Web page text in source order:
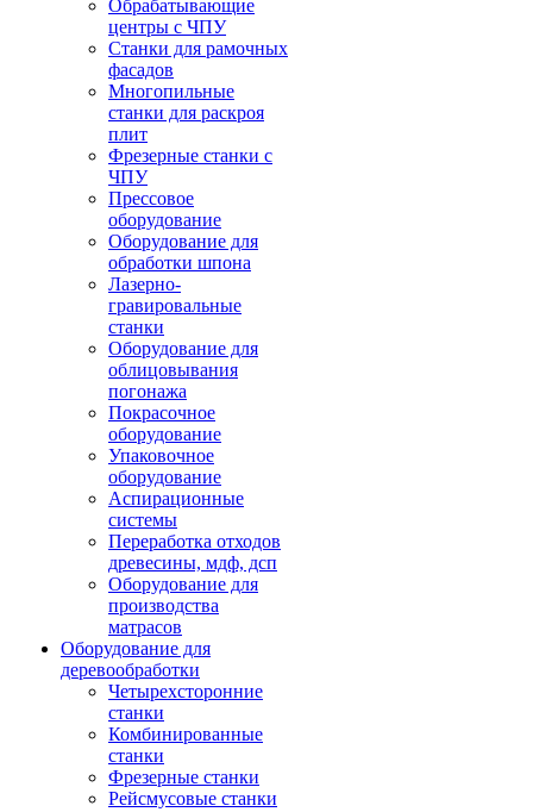
Обрабатывающие
центры с ЧПУ
Станки для рамочных
фасадов
Многопильные
станки для раскроя
плит
Фрезерные станки с
ЧПУ
Прессовое
оборудование
Оборудование для
обработки шпона
Лазерно-
гравировальные
станки
Оборудование для
облицовывания
погонажа
Покрасочное
оборудование
Упаковочное
оборудование
Аспирационные
системы
Переработка отходов
древесины, мдф, дсп
Оборудование для
производства
матрасов
Оборудование для
деревообработки
Четырехсторонние
станки
Комбинированные
станки
Фрезерные станки
Рейсмусовые станки